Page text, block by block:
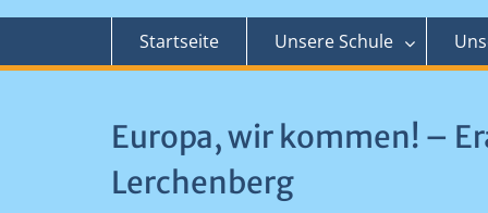
Startseite Unsere Schule
Europa, wir kommen! –
Lerchenberg